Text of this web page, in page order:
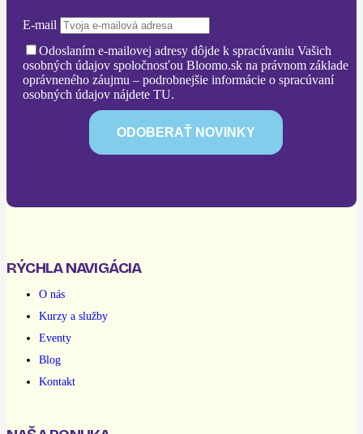
E-mail
Odoslaním e-mailovej adresy dôjde k spracúvaniu Vašich
osobných údajov spoločnosťou Bloomo.sk na právnom základe
oprávneného záujmu – podrobnejšie informácie o spracúvaní
osobných údajov nájdete TU.
RÝCHLA NAVIGÁCIA
O nás
Kurzy a služby
Eventy
Blog
Kontakt